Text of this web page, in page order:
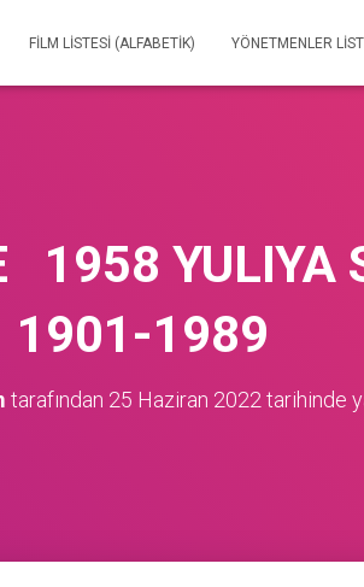
FILM LISTESI (ALFABETIK) YÖNETMENLER
1958 YULIYA
1901-1989
tarafından 25 Haziran 2022 tarihinde